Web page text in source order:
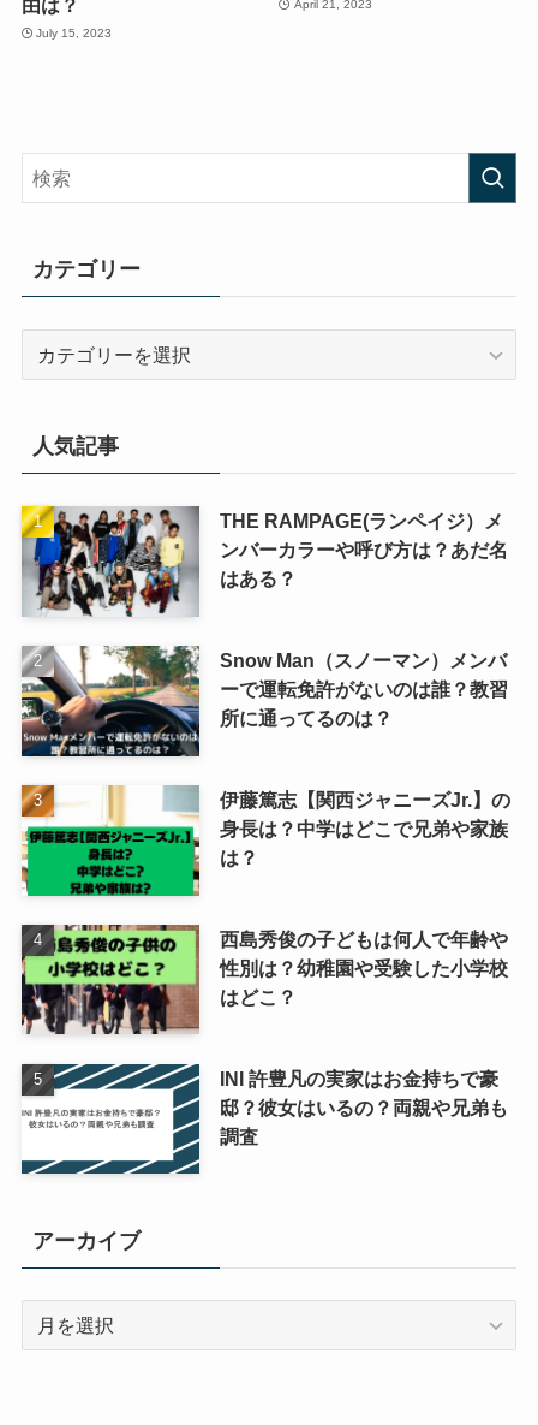
由は？
July 15, 2023
April 21, 2023
カテゴリー
ー
人気記事
THE RAMPAGE(ランペイジ）メ
ンバーカラーや呼び方は？あだ名
はある？
Snow Man（スノーマン）メンバ
ーで運転免許がないのは誰？教習
所に通ってるのは？
伊藤篤志【関西ジャニーズJr.】の
身長は？中学はどこで兄弟や家族
は？
西島秀俊の子どもは何人で年齢や
性別は？幼稚園や受験した小学校
はどこ？
INI 許豊凡の実家はお金持ちで豪
邸？彼女はいるの？両親や兄弟も
調査
アーカイブ